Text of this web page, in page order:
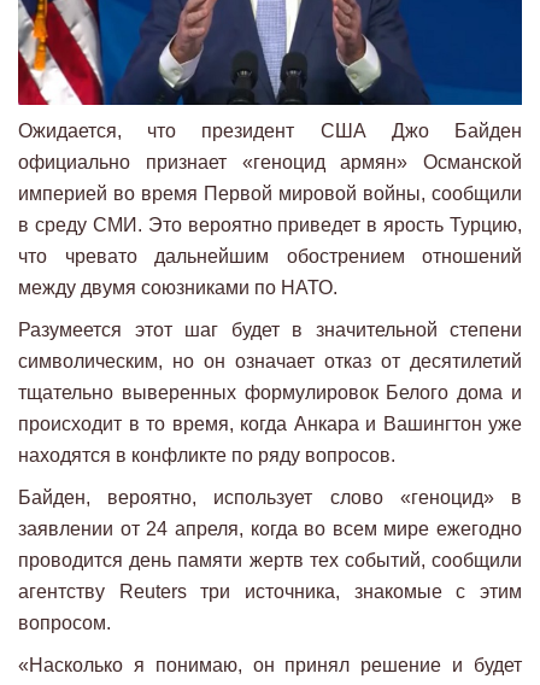
Ожидается, что президент США Джо Байден
официально признает «геноцид армян» Османской
империей во время Первой мировой войны, сообщили
в среду СМИ. Это вероятно приведет в ярость Турцию,
что чревато дальнейшим обострением отношений
между двумя союзниками по НАТО.
Разумеется этот шаг будет в значительной степени
символическим, но он означает отказ от десятилетий
тщательно выверенных формулировок Белого дома и
происходит в то время, когда Анкара и Вашингтон уже
находятся в конфликте по ряду вопросов.
Байден, вероятно, использует слово «геноцид» в
заявлении от 24 апреля, когда во всем мире ежегодно
проводится день памяти жертв тех событий, сообщили
агентству Reuters три источника, знакомые с этим
вопросом.
«Насколько я понимаю, он принял решение и будет